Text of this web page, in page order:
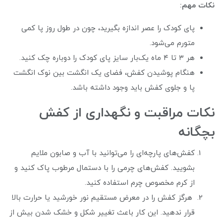
نکات مهم:
پای کودک را عصر اندازه بگیرید، چون در طول روز پا کمی
متورم می‌شود.
هر ۳ تا ۴ ماه یک‌بار سایز پای کودک را دوباره چک کنید.
هنگام پوشیدن کفش، فضای یک انگشت بین نوک انگشت
پا و جلوی کفش باید وجود داشته باشد.
نکات مراقبت و نگهداری از کفش
بچگانه
کفش‌های پارچه‌ای را می‌توانید با آب و صابون ملایم
بشویید. کفش‌های چرمی را با دستمال مرطوب پاک کنید و
از کرم مخصوص چرم استفاده کنید.
هرگز کفش را در معرض مستقیم نور خورشید یا حرارت بالا
قرار ندهید. این کار باعث تغییر شکل و خشک شدن بیش از